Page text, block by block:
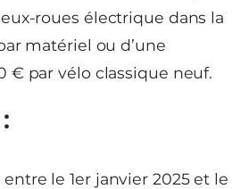
roues électrique dans la
matériel ou d’une
€ par vélo classique neuf.
le 1er janvier 2025 et le